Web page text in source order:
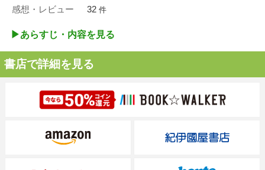
感想・レビュー 32 件
▶︎あらすじ・内容を見る
書店で詳細を見る